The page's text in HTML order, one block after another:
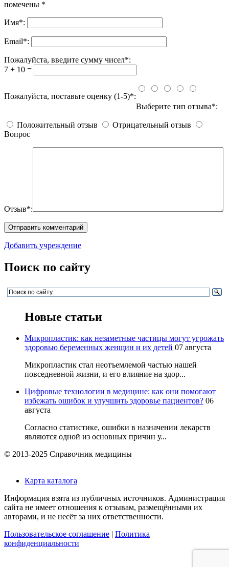
помечены *
Имя*:
Email*:
Пожалуйста, введите сумму чисел*:
7 + 10 =
Пожалуйста, поставьте оценку (1-5)*:
Выберите тип отзыва*:
Положительный отзыв
Отрицательный отзыв
Вопрос
Отзыв*:
Добавить учреждение
Поиск по сайту
Новые статьи
Микропластик: как незаметные частицы могут угрожать
здоровью беременных женщин и их детей 07 августа
Микропластик стал неотъемлемой частью нашей
повседневной жизни, и его влияние на здор...
Цифровые технологии в медицине: как они помогают
избежать ошибок и улучшить здоровье пациентов? 06
августа
Согласно статистике, ошибки в назначении лекарств
являются одной из основных причин у...
© 2013-2025 Справочник медицины
Карта каталога
Информация взята из публичных источников. Администрация
сайта не имеет отношения к отзывам, размещёнными их
авторами, и не несёт за них ответственности.
Пользовательское соглашение
Политика
конфиденциальности